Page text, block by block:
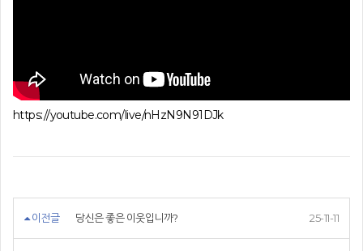
https://youtube.com/live/nHzN9N91DJk
이전글 당신은 좋은 이웃입니까? 25-11-11